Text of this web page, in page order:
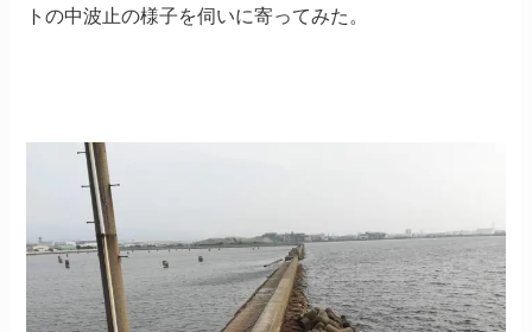
トの中波止の様子を伺いに寄ってみた。